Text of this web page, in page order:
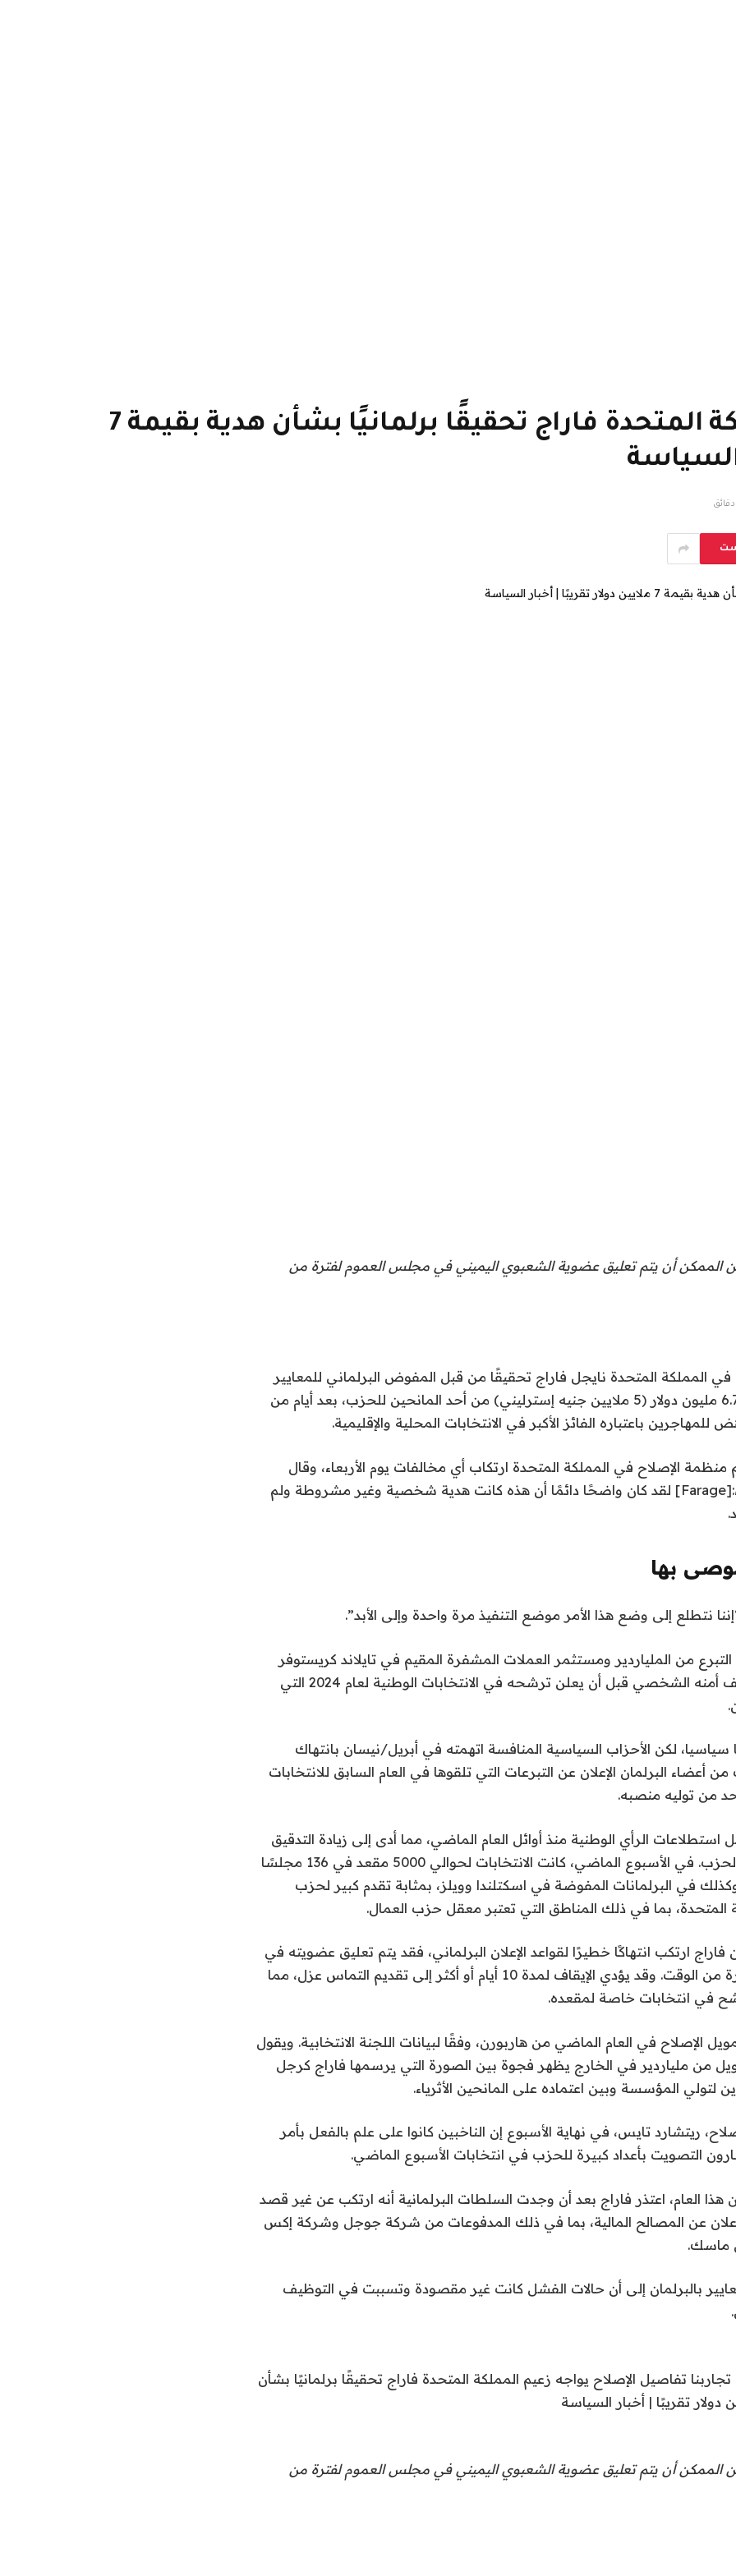
الإصلاح يواجه زعيم المملكة المتحدة فاراج تحقيقًا برلمانيًا بشأن هدية بقيمة 7
السياسة
الممكن أن يتم تعليق عضوية الشعبوي اليميني في مجلس العموم لفترة من
في المملكة المتحدة نايجل فاراج تحقيقًا من قبل المفوض البرلماني للمعايير
بشأن هدية بقيمة 6.7 مليون دولار (5 ملايين جنيه إسترليني) من أحد المانحين للحزب، بعد أيام من
باعتباره الفائز الأكبر في الانتخابات المحلية والإقليمية.
الإصلاح في المملكة المتحدة ارتكاب أي مخالفات يوم الأربعاء، وقال
لوكالة رويترز للأنباء:[Farage] لقد كان واضحًا دائمًا أن هذه كانت هدية شخصية وغير مشروطة ولم
بها
نتطلع إلى وضع هذا الأمر موضع التنفيذ مرة واحدة وإلى الأبد”.
من الملياردير ومستثمر العملات المشفرة المقيم في تايلاند كريستوفر
هاربورن لدفع تكاليف أمنه الشخصي قبل أن يعلن ترشحه في الانتخابات الوطنية لعام 2024 التي
سياسيا، لكن الأحزاب السياسية المنافسة اتهمته في أبريل/نيسان بانتهاك
أعضاء البرلمان الإعلان عن التبرعات التي تلقوها في العام السابق للانتخابات
من توليه منصبه.
الرأي الوطنية منذ أوائل العام الماضي، مما أدى إلى زيادة التدقيق
في مصادر تمويل الحزب. في الأسبوع الماضي، كانت الانتخابات لحوالي 5000 مقعد في 136 مجلسًا
في البرلمانات المفوضة في اسكتلندا وويلز، بمثابة تقدم كبير لحزب
المتحدة، بما في ذلك المناطق التي تعتبر معقل حزب العمال.
فاراج ارتكب انتهاكًا خطيرًا لقواعد الإعلان البرلماني، فقد يتم تعليق عضويته في
مجلس العموم لفترة من الوقت. وقد يؤدي الإيقاف لمدة 10 أيام أو أكثر إلى تقديم التماس عزل، مما
في انتخابات خاصة لمقعده.
الإصلاح في العام الماضي من هاربورن، وفقًا لبيانات اللجنة الانتخابية. ويقول
من ملياردير في الخارج يظهر فجوة بين الصورة التي يرسمها فاراج كرجل
لتولي المؤسسة وبين اعتماده على المانحين الأثرياء.
ريتشارد تايس، في نهاية الأسبوع إن الناخبين كانوا على علم بالفعل بأمر
التصويت بأعداد كبيرة للحزب في انتخابات الأسبوع الماضي.
العام، اعتذر فاراج بعد أن وجدت السلطات البرلمانية أنه ارتكب عن غير قصد
الإعلان عن المصالح المالية، بما في ذلك المدفوعات من شركة جوجل وشركة إكس
ماسك.
بالبرلمان إلى أن حالات الفشل كانت غير مقصودة وتسببت في التوظيف
تفاصيل الإصلاح يواجه زعيم المملكة المتحدة فاراج تحقيقًا برلمانيًا بشأن
الممكن أن يتم تعليق عضوية الشعبوي اليميني في مجلس العموم لفترة من